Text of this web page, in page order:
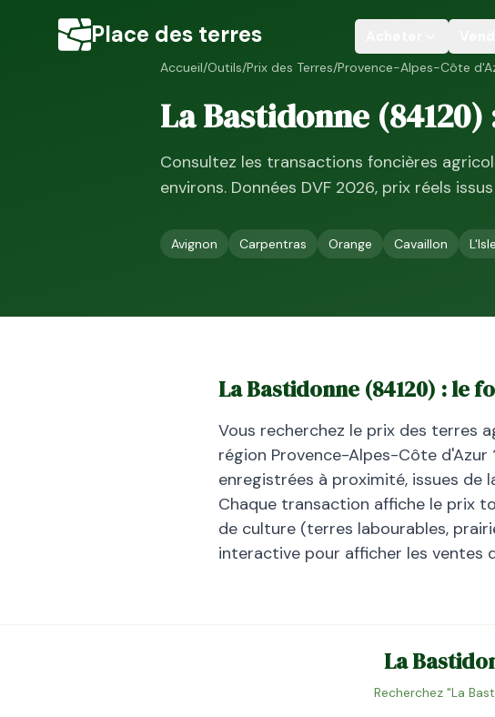
Place des terres
Accueil/Outils/Prix des Terres/Provence-Alpes-Côte
La Bastidonne (84120)
Consultez les transactions foncières
environs. Données DVF 2026, prix réels
Avignon Carpentras Orange Cavaillon
La Bastidonne (84120) : le
Vous recherchez le prix des terres
région Provence-Alpes-Côte d'Azur
enregistrées à proximité, issues de
Chaque transaction affiche le prix
de culture (terres labourables,
interactive pour afficher les ventes
La
Recherchez "La